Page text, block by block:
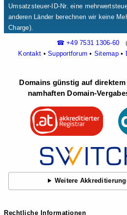
Umsatzsteuer-ID-Nr. eine
anderen Länder berechnen wir keine
Charge).
☎ +49 7531 1306-60 (
Kontakt •Supportforum • Sitemap•
Domains günstig auf
namhaften Domain-
Weitere
Rechtliche Informationen